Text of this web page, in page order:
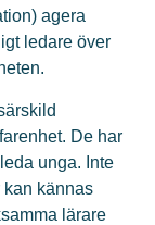
agera
ledare över
De har
unga. Inte
kan kännas
lärare